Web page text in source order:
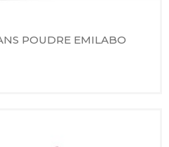
POUDRE EMILABO